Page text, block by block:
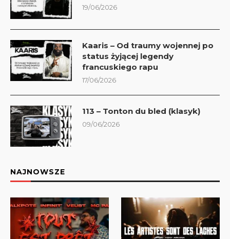
19/06/2026
Kaaris – Od traumy wojennej po
status żyjącej legendy
francuskiego rapu
17/06/2026
113 – Tonton du bled (klasyk)
09/06/2026
NAJNOWSZE